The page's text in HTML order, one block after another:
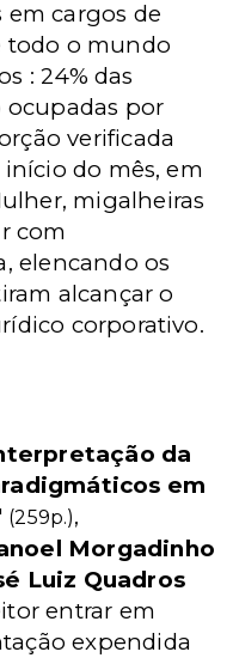
cargos de
todo o mundo
: 24% das
ocupadas por
verificada
início do mês, em
migalheiras
com
elencando os
alcançar o
corporativo.
da
em
(259p.),
Morgadinho
Luiz Quadros
entrar em
expendida